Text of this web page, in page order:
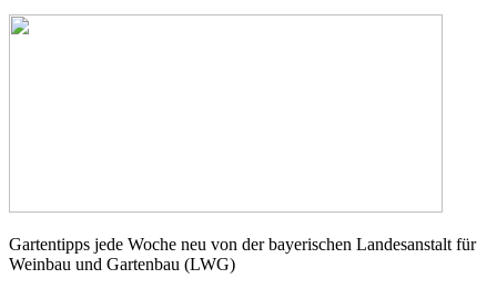
Gartentipps jede Woche neu von der bayerischen Landesanstalt für
Weinbau und Gartenbau (LWG)